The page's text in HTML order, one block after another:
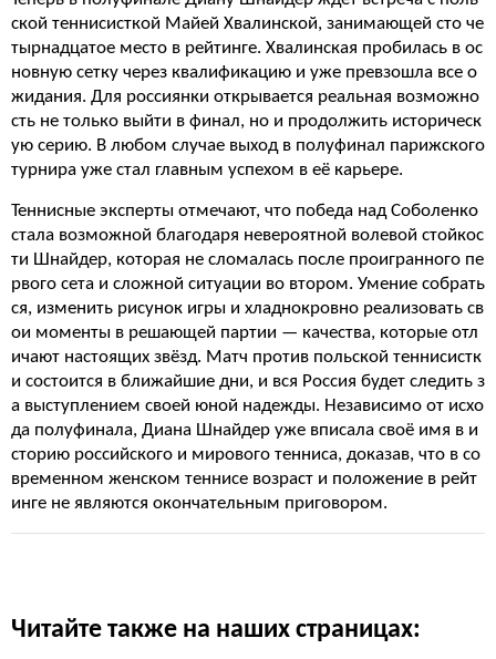
ской теннисисткой Майей Хвалинской, занимающей сто че
тырнадцатое место в рейтинге. Хвалинская пробилась в ос
новную сетку через квалификацию и уже превзошла все о
жидания. Для россиянки открывается реальная возможно
сть не только выйти в финал, но и продолжить историческ
ую серию. В любом случае выход в полуфинал парижского
турнира уже стал главным успехом в её карьере.
Теннисные эксперты отмечают, что победа над Соболенко
стала возможной благодаря невероятной волевой стойкос
ти Шнайдер, которая не сломалась после проигранного пе
рвого сета и сложной ситуации во втором. Умение собрать
ся, изменить рисунок игры и хладнокровно реализовать св
ои моменты в решающей партии — качества, которые отл
ичают настоящих звёзд. Матч против польской теннисистк
и состоится в ближайшие дни, и вся Россия будет следить з
а выступлением своей юной надежды. Независимо от исхо
да полуфинала, Диана Шнайдер уже вписала своё имя в и
сторию российского и мирового тенниса, доказав, что в со
временном женском теннисе возраст и положение в рейт
инге не являются окончательным приговором.
Читайте также на наших страницах: